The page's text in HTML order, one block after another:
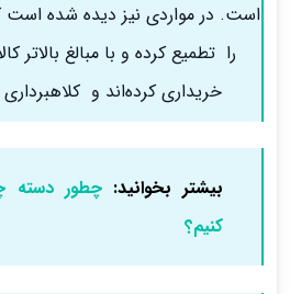
است‌. در مواردی نیز دیده شده است
را تطمیع کرده و با مبالغ بالاتر
خریداری کرده‌اند و
بیشتر بخوانید:چطور دسته
کنیم؟